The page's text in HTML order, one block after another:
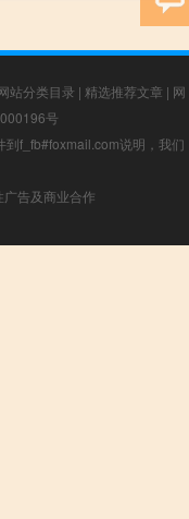
站分类目录 | 精选推荐文章 | 网
号
到f_fb#foxmail.com说明，我们
告及商业合作